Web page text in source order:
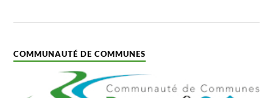
COMMUNAUTÉ DE COMMUNES